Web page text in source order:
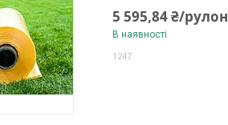
5 595,84 ₴/рулон
В наявності
1247